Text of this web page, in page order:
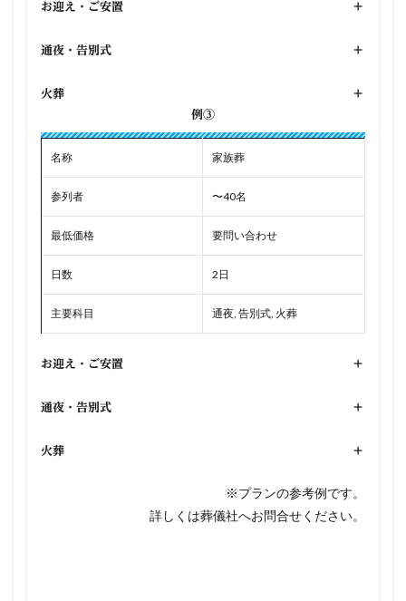
お迎え・ご安置 +
通夜・告別式 +
火葬
+
例③
名称 家族葬
参列者 〜40名
最低価格 要問い合わせ
日数 2日
主要科目 通夜, 告別式, 火葬
お迎え・ご安置 +
通夜・告別式 +
火葬 +
※プランの参考例です。
詳しくは葬儀社へお問合せください。